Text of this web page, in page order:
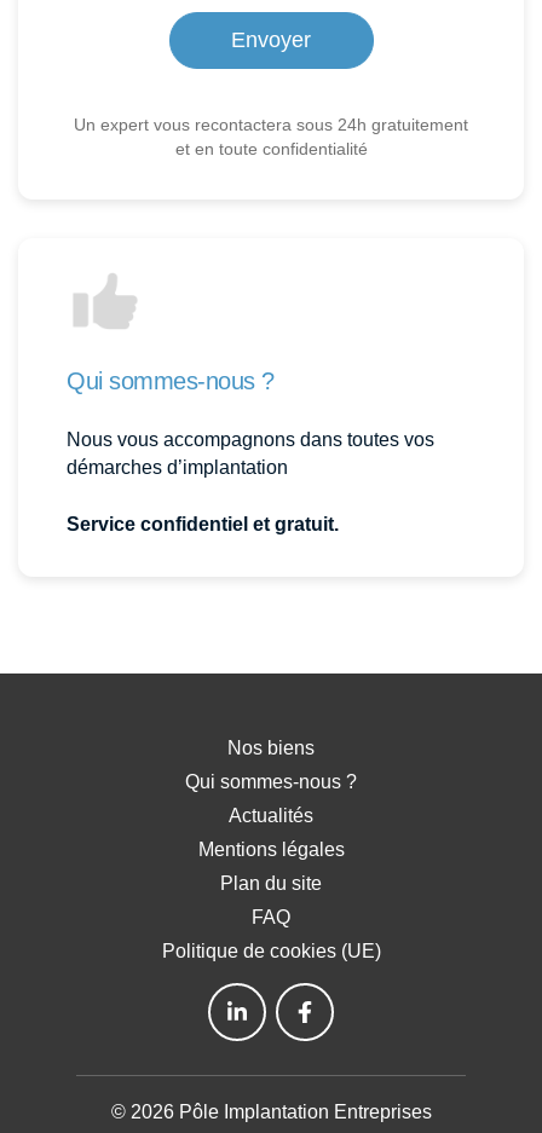
Un expert vous recontactera sous 24h gratuitement
et en toute confidentialité
Qui sommes-nous ?
Nous vous accompagnons dans toutes vos
démarches d’implantation
Service confidentiel et gratuit.
Nos biens
Qui sommes-nous ?
Actualités
Mentions légales
Plan du site
FAQ
Politique de cookies (UE)
© 2026 Pôle Implantation Entreprises